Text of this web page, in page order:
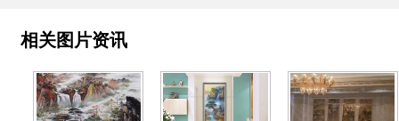
相关图片资讯